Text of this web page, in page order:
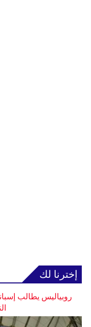
إخترنا لك
روبياليس يطالب